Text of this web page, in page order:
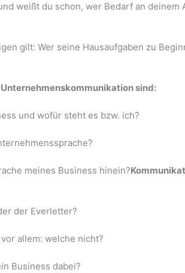
weißt du schon, wer Bedarf an
gilt: Wer seine Hausaufgaben zu
sind:
und wofür steht es bzw. ich?
meines Business hinein?
der Everletter?
allem: welche nicht?
Business dabei?